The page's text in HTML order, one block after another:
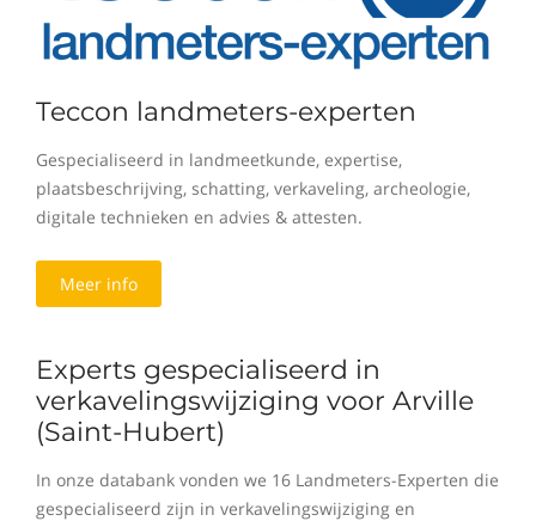
Teccon landmeters-experten
Gespecialiseerd in landmeetkunde, expertise,
plaatsbeschrijving, schatting, verkaveling, archeologie,
digitale technieken en advies & attesten.
Meer info
Experts gespecialiseerd in
verkavelingswijziging voor Arville
(Saint-Hubert)
In onze databank vonden we 16 Landmeters-Experten die
gespecialiseerd zijn in verkavelingswijziging en